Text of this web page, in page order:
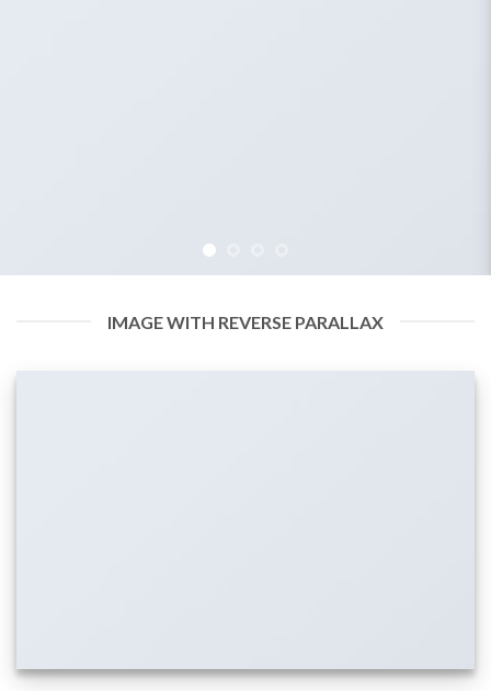
IMAGE WITH REVERSE PARALLAX